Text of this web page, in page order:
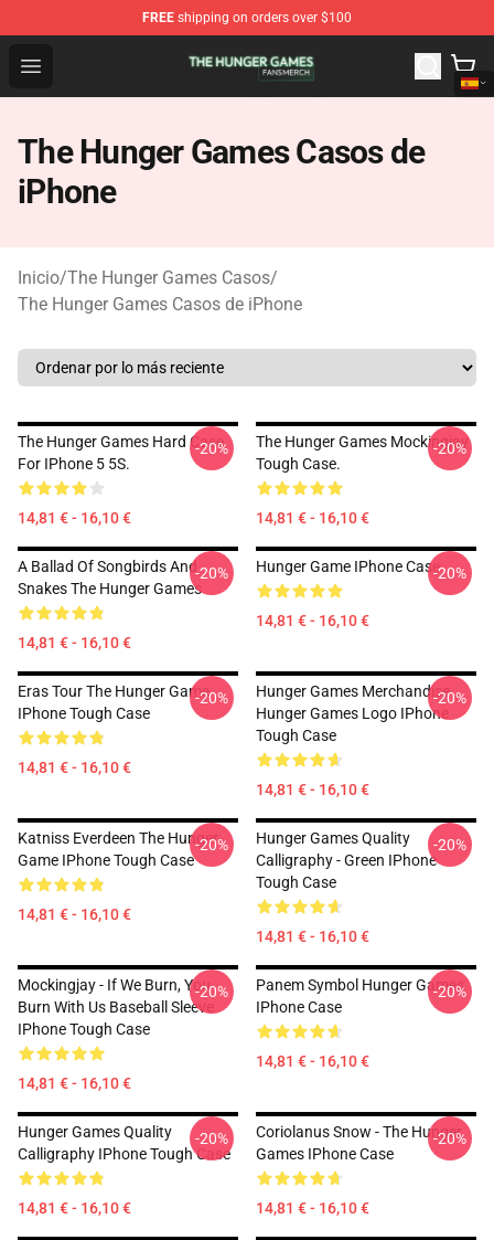
FREE shipping on orders over $100
Open menu
The Hunger Games Shop - Official The Hunger Games
The Hunger Games Casos de
iPhone
Inicio/The Hunger Games Casos/
The Hunger Games Casos de iPhone
The Hunger Games Hard Case
For IPhone 5 5S.
14,81 € - 16,10 €
-20%
The Hunger Games Mockingjay
Tough Case.
14,81 € - 16,10 €
-20%
A Ballad Of Songbirds And
Snakes The Hunger Games
14,81 € - 16,10 €
-20% Hunger Game IPhone Case
14,81 € - 16,10 €
-20%
Eras Tour The Hunger Game
IPhone Tough Case
14,81 € - 16,10 €
-20%
Hunger Games Merchandise
Hunger Games Logo IPhone
Tough Case
14,81 € - 16,10 €
-20%
Katniss Everdeen The Hunger
Game IPhone Tough Case
14,81 € - 16,10 €
-20%
Hunger Games Quality
Calligraphy - Green IPhone
Tough Case
14,81 € - 16,10 €
-20%
Mockingjay - If We Burn, You
Burn With Us Baseball Sleeve
IPhone Tough Case
14,81 € - 16,10 €
-20%
Panem Symbol Hunger Games
IPhone Case
14,81 € - 16,10 €
-20%
Hunger Games Quality
Calligraphy IPhone Tough Case
14,81 € - 16,10 €
-20%
Coriolanus Snow - The Hunger
Games IPhone Case
14,81 € - 16,10 €
-20%